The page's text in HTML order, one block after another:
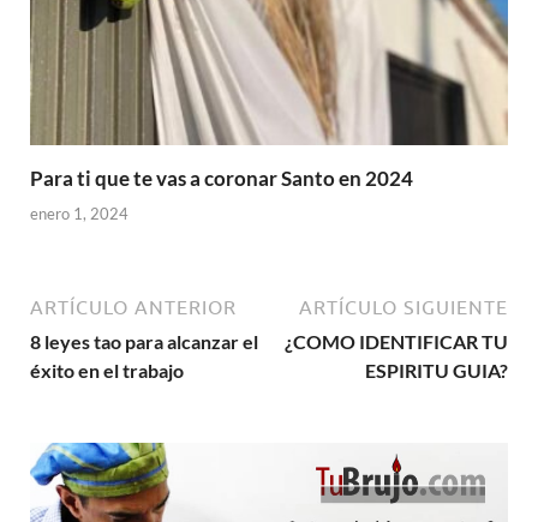
Para ti que te vas a coronar Santo en 2024
enero 1, 2024
ARTÍCULO ANTERIOR
8 leyes tao para alcanzar el
éxito en el trabajo
ARTÍCULO SIGUIENTE
¿COMO IDENTIFICAR TU
ESPIRITU GUIA?